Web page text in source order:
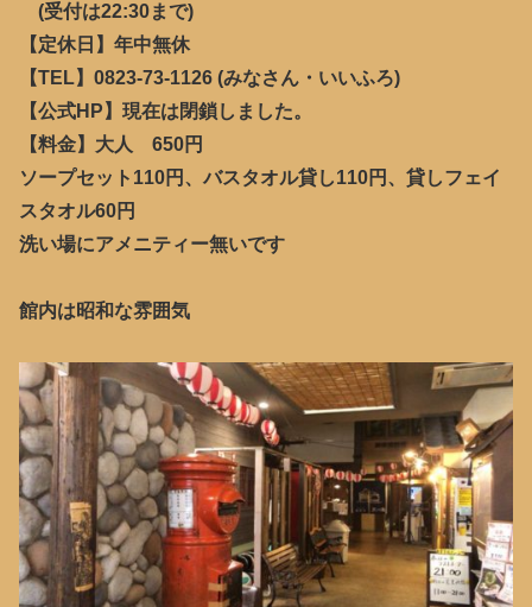
(受付は22:30まで)
【定休日】年中無休
【TEL】0823-73-1126 (みなさん・いいふろ)
【公式HP】現在は閉鎖しました。
【料金】大人 650円
ソープセット110円、バスタオル貸し110円、貸しフェイ
スタオル60円
洗い場にアメニティー無いです
館内は昭和な雰囲気